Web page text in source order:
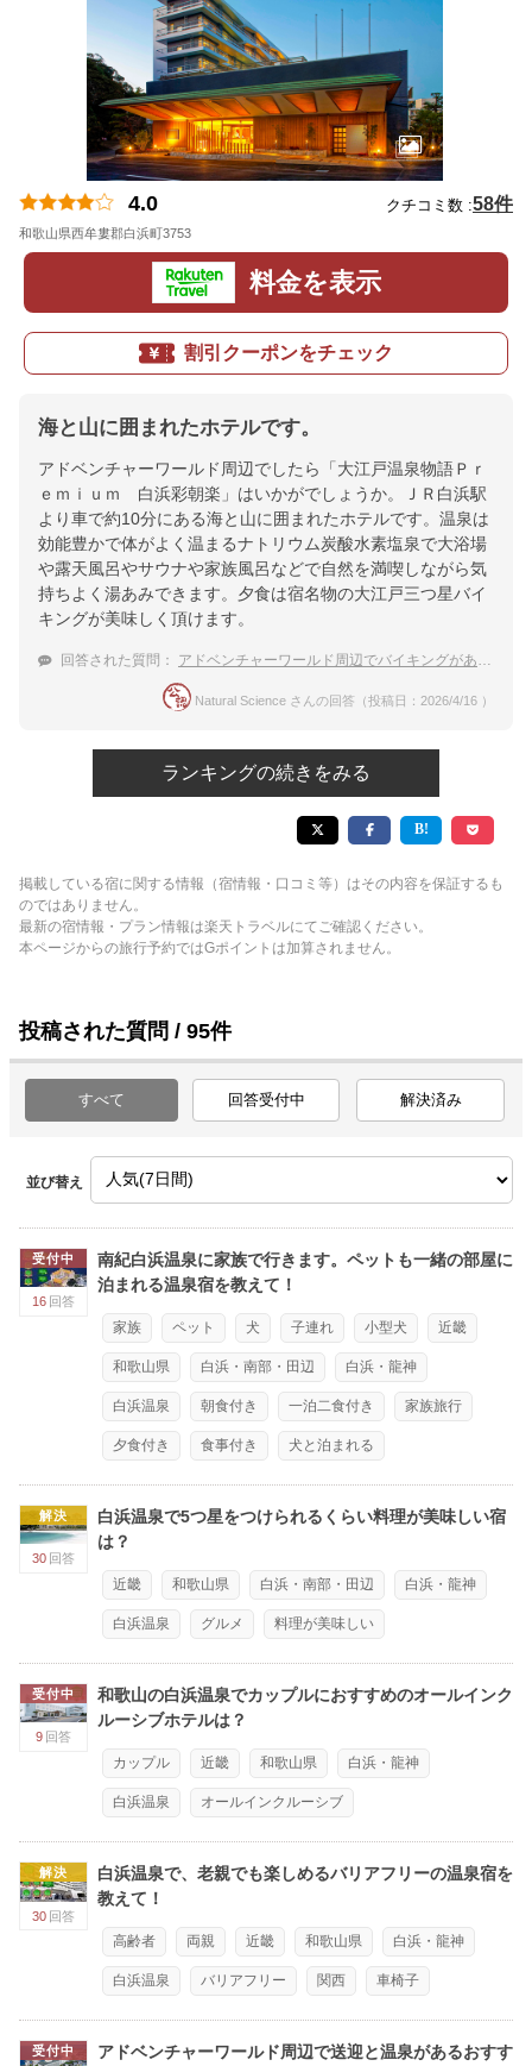
4.0 クチコミ数 :58件
和歌山県西牟婁郡白浜町3753
料金を表示
割引クーポンをチェック
海と山に囲まれたホテルです。
アドベンチャーワールド周辺でしたら「大江戸温泉物語Ｐｒ
ｅｍｉｕｍ 白浜彩朝楽」はいかがでしょうか。ＪＲ白浜駅
より車で約10分にある海と山に囲まれたホテルです。温泉は
効能豊かで体がよく温まるナトリウム炭酸水素塩泉で大浴場
や露天風呂やサウナや家族風呂などで自然を満喫しながら気
持ちよく湯あみできます。夕食は宿名物の大江戸三つ星バイ
キングが美味しく頂けます。
回答された質問： アドベンチャーワールド周辺でバイキングがある子連れにおすすめの温泉宿
Natural Science さんの回答（投稿日：2026/4/16 ）
ランキングの続きをみる
掲載している宿に関する情報（宿情報・口コミ等）はその内容を保証するも
のではありません。
最新の宿情報・プラン情報は楽天トラベルにてご確認ください。
本ページからの旅行予約ではGポイントは加算されません。
投稿された質問 / 95件
すべて 回答受付中 解決済み
並び替え
受付中
16 回答
南紀白浜温泉に家族で行きます。ペットも一緒の部屋に
泊まれる温泉宿を教えて！
家族 ペット 犬 子連れ 小型犬 近畿
和歌山県 白浜・南部・田辺 白浜・龍神
白浜温泉 朝食付き 一泊二食付き 家族旅行
夕食付き 食事付き 犬と泊まれる
解決
30 回答
白浜温泉で5つ星をつけられるくらい料理が美味しい宿
は？
近畿 和歌山県 白浜・南部・田辺 白浜・龍神
白浜温泉 グルメ 料理が美味しい
受付中
9 回答
和歌山の白浜温泉でカップルにおすすめのオールインク
ルーシブホテルは？
カップル 近畿 和歌山県 白浜・龍神
白浜温泉 オールインクルーシブ
解決
30 回答
白浜温泉で、老親でも楽しめるバリアフリーの温泉宿を
教えて！
高齢者 両親 近畿 和歌山県 白浜・龍神
白浜温泉 バリアフリー 関西 車椅子
受付中
アドベンチャーワールド周辺で送迎と温泉があるおすす